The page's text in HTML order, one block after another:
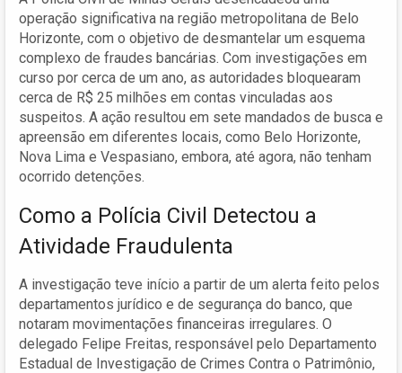
operação significativa na região metropolitana de Belo
Horizonte, com o objetivo de desmantelar um esquema
complexo de fraudes bancárias. Com investigações em
curso por cerca de um ano, as autoridades bloquearam
cerca de R$ 25 milhões em contas vinculadas aos
suspeitos. A ação resultou em sete mandados de busca e
apreensão em diferentes locais, como Belo Horizonte,
Nova Lima e Vespasiano, embora, até agora, não tenham
ocorrido detenções.
Como a Polícia Civil Detectou a
Atividade Fraudulenta
A investigação teve início a partir de um alerta feito pelos
departamentos jurídico e de segurança do banco, que
notaram movimentações financeiras irregulares. O
delegado Felipe Freitas, responsável pelo Departamento
Estadual de Investigação de Crimes Contra o Patrimônio,